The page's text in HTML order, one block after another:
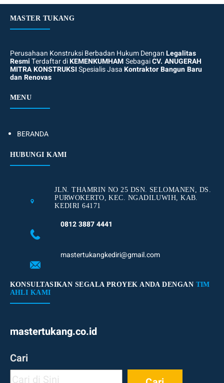
MASTER TUKANG
Perusahaan Konstruksi Berbadan Hukum DenganLegalitas
ResmiTerdaftar diKEMENKUMHAMSebagaiCV. ANUGERAH
MITRA KONSTRUKSISpesialis JasaKontraktor Bangun Baru
dan Renovas
MENU
BERANDA
HUBUNGI KAMI
JLN. THAMRIN NO 25 DSN. SELOMANEN, DS.
PURWOKERTO, KEC. NGADILUWIH, KAB.
KEDIRI 64171
0812 3887 4441
mastertukangkediri@gmail.com
KONSULTASIKAN SEGALA PROYEK ANDA DENGAN TIM
AHLI KAMI
mastertukang.co.id
Cari